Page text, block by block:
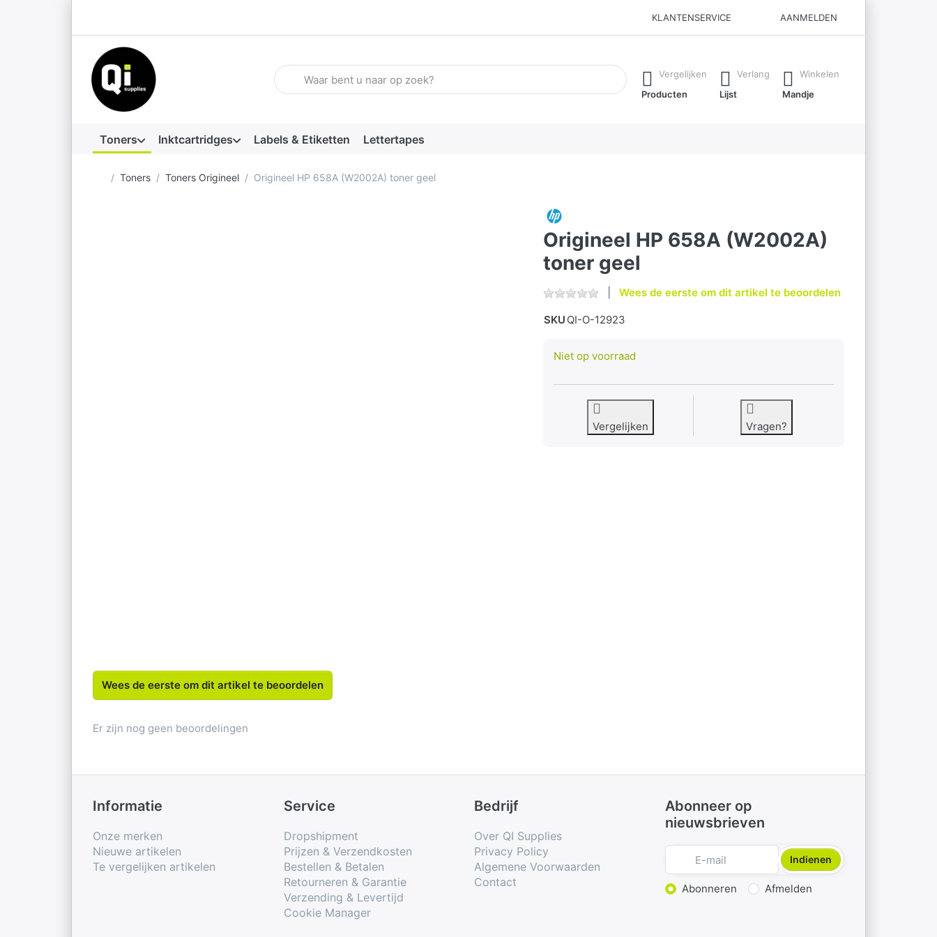
KLANTENSERVICE AANMELDEN
Voer een zoekterm in. De eerste resultaten verschijnen automatisch terwijl je typt. Druk op de Enter-toets om alle resultaten op te
Vergelijken
Producten
Verlang
Lijst
Winkelen
Mandje
Toners Inktcartridges Labels & Etiketten Lettertapes
Startpagina
Toners Toners Origineel Origineel HP 658A (W2002A) toner geel
Origineel HP 658A (W2002A)
toner geel
Wees de eerste om dit artikel te beoordelen
SKU QI-O-12923
Niet op voorraad
Vergelijken Vragen?
Wees de eerste om dit artikel te beoordelen
Er zijn nog geen beoordelingen
Informatie
Onze merken
Nieuwe artikelen
Te vergelijken artikelen
Service
Dropshipment
Prijzen & Verzendkosten
Bestellen & Betalen
Retourneren & Garantie
Verzending & Levertijd
Cookie Manager
Bedrijf
Over QI Supplies
Privacy Policy
Algemene Voorwaarden
Contact
Abonneer op
nieuwsbrieven
Indienen
Actie kiezen
Abonneren Afmelden